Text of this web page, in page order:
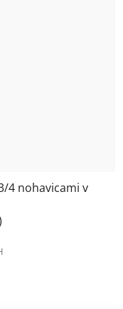
4 nohavicami v